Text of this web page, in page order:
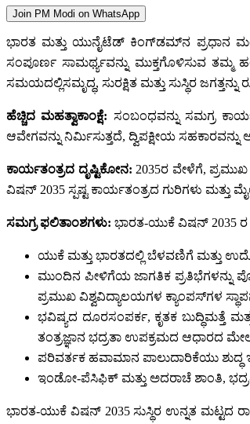
Join PM Modi on WhatsApp
ಭಾರತ ಮತ್ತು ಯುನೈಟೆಡ್‌ ಕಿಂಗ್‌ಡಮ್‌ನ ಪ್ರಧಾನ
ಸಂಪೂರ್ಣ ಸಾಮರ್ಥ್ಯ‌ವನ್ನು ಮುಕ್ತಗೊಳಿಸುವ ತಮ್ಮ
ಸಮಯದಲ್ಲಿಸಮೃದ್ಧ, ಸುರಕ್ಷಿತ ಮತ್ತು ಸುಸ್ಥಿರ
ಹೆಚ್ಚಿದ ಮಹತ್ವಾಕಾಂಕ್ಷೆ: ಸಂಬಂಧವನ್ನು ಸಮಗ್ರ
ಆವೇಗವನ್ನು ನಿರ್ಮಿಸುತ್ತದೆ, ದ್ವಿಪಕ್ಷೀಯ
ಕಾರ್ಯತಂತ್ರದ ದೃಷ್ಟಿಕೋನ: 2035ರ ವೇಳೆಗೆ,
ವಿಷನ್‌ 2035 ಸ್ಪಷ್ಟ ಕಾರ್ಯತಂತ್ರದ ಗುರಿಗಳು ಮತ್ತು
ಸಮಗ್ರ ಫಲಿತಾಂಶಗಳು: ಭಾರತ-ಯುಕೆ ವಿಷನ್‌ 2035 ರ
ಯುಕೆ ಮತ್ತು ಭಾರತದಲ್ಲಿ ಬೆಳವಣಿಗೆ ಮತ್ತು
ಮುಂದಿನ ಪೀಳಿಗೆಯ ಜಾಗತಿಕ ಪ್ರತಿಭೆಗಳನ್ನು
ಪ್ರಮುಖ ವಿಶ್ವವಿದ್ಯಾಲಯಗಳ ಕ್ಯಾಂಪಸ್‌ಗಳ
ಭವಿಷ್ಯದ ದೂರಸಂಪರ್ಕ, ಕೃತಕ ಬುದ್ಧಿಮತ್ತೆ
ತಂತ್ರಜ್ಞಾನ ಭದ್ರತಾ ಉಪಕ್ರಮದ ಆಧಾರದ
ಪರಿವರ್ತಕ ಹವಾಮಾನ ಪಾಲುದಾರಿಕೆಯು ಶುದ್ಧ
ಇಂಡೋ-ಪೆಸಿಫಿಕ್‌ ಮತ್ತು ಅದರಾಚೆ ಶಾಂತಿ, ಭದ್ರತೆ
ಭಾರತ-ಯುಕೆ ವಿಷನ್‌ 2035 ಸುಸ್ಥಿರ ಉನ್ನತ ಮಟ್ಟದ